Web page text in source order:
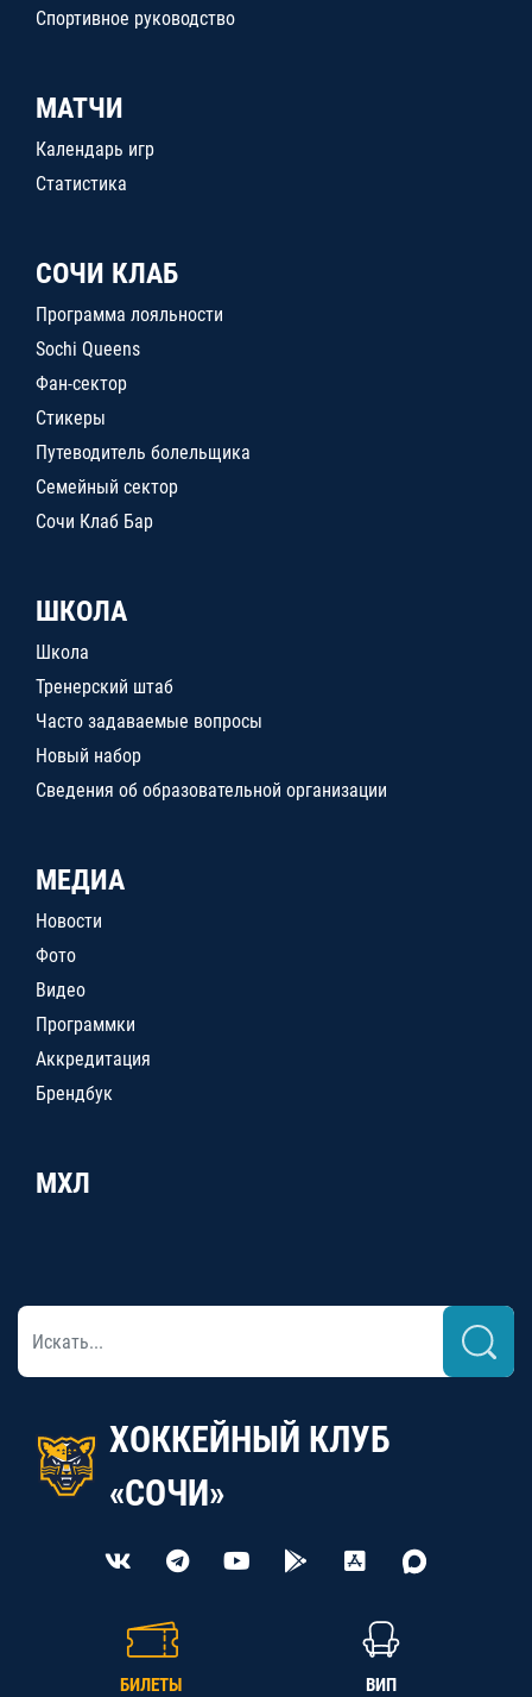
Спортивное руководство
МАТЧИ
Календарь игр
Статистика
СОЧИ КЛАБ
Программа лояльности
Sochi Queens
Фан-сектор
Стикеры
Путеводитель болельщика
Семейный сектор
Сочи Клаб Бар
ШКОЛА
Школа
Тренерский штаб
Часто задаваемые вопросы
Новый набор
Сведения об образовательной организации
МЕДИА
Новости
Фото
Видео
Программки
Аккредитация
Брендбук
МХЛ
ХОККЕЙНЫЙ КЛУБ
«СОЧИ»
БИЛЕТЫ ВИП